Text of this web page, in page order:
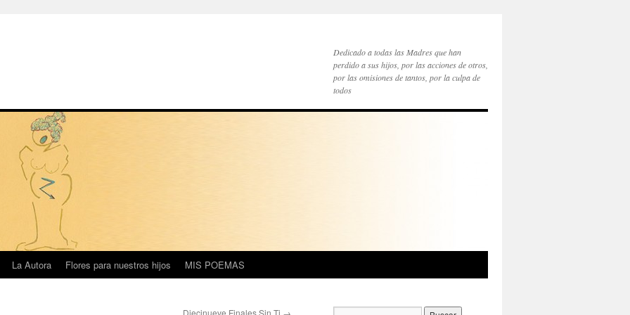
Dedicado a todas las Madres que han
perdido a sus hijos, por las acciones de otros,
por las omisiones de tantos, por la culpa de
todos
La Autora Flores para nuestros hijos MIS POEMAS
Diecinueve Finales Sin Ti →